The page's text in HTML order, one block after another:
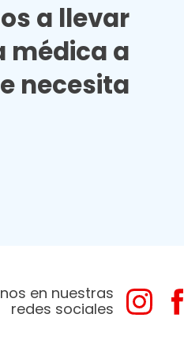
a llevar
médica a
necesita
en nuestras
redes sociales